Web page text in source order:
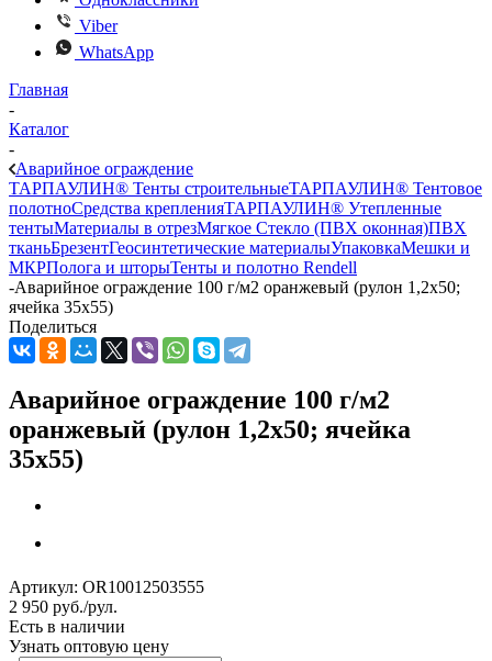
Viber
WhatsApp
Главная
-
Каталог
-
Аварийное ограждение
ТАРПАУЛИН® Тенты строительныеТАРПАУЛИН® Тентовое
полотноСредства крепленияТАРПАУЛИН® Утепленные
тентыМатериалы в отрезМягкое Стекло (ПВХ оконная)ПВХ
тканьБрезентГеосинтетические материалыУпаковкаМешки и
МКРПолога и шторыТенты и полотно Rendell
-Аварийное ограждение 100 г/м2 оранжевый (рулон 1,2x50;
ячейка 35x55)
Поделиться
Аварийное ограждение 100 г/м2
оранжевый (рулон 1,2x50; ячейка
35x55)
Артикул: OR10012503555
2 950 руб./рул.
Есть в наличии
Узнать оптовую цену